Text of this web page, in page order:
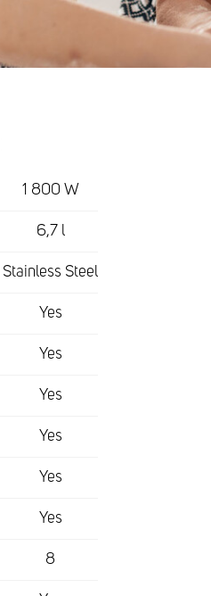
1 800 W
6,7 l
Stainless Steel
Yes
Yes
Yes
Yes
Yes
Yes
8